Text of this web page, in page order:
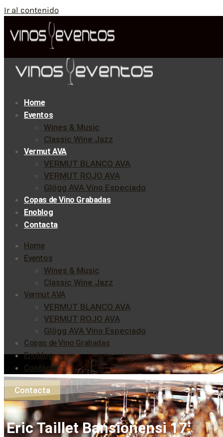
Ir al contenido
Home
Eventos
Wines & Music
Classic Wine Jazz
Vermut AVA
VERMUT BLANCO AVA
VERMUT ROJO AVA
Glögg AVA Vino Especiado
Copas de Vino Grabadas
Enoblog
Contacta
Home
Eventos
Wines & Music
Classic Wine Jazz
Vermut AVA
VERMUT BLANCO AVA
VERMUT ROJO AVA
Glögg AVA Vino Especiado
Copas de Vino Grabadas
Enoblog
Contacta
Contacta
Eric Taillet Bansionensi 17: